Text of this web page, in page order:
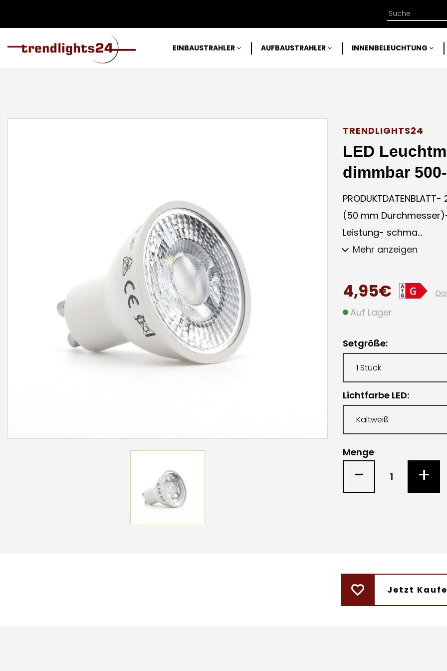
EINBAUSTRAHLER AUFBAUSTRAHLER INNENBELEUCHTUNG
TRENDLIGHTS24
LED
dimmbar
(50 mm
Leistung- schma...
Mehr anzeigen
4,95€
Auf Lager
Setgröße
Lichtfarbe LED
Menge
- +
Jetzt